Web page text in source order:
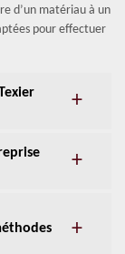
d’un matériau à un
pour effectuer